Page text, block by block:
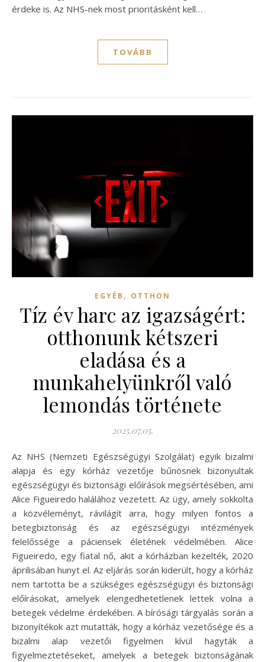
érdeke is. Az NHS-nek most prioritásként kell…
TOVÁBB
EGYÉB , OTTHON
Tíz év harc az igazságért:
otthonunk kétszeri
eladása és a
munkahelyünkről való
lemondás története
2025.07.05.
Az NHS (Nemzeti Egészségügyi Szolgálat) egyik bizalmi
alapja és egy kórház vezetője bűnösnek bizonyultak
egészségügyi és biztonsági előírások megsértésében, ami
Alice Figueiredo halálához vezetett. Az ügy, amely sokkolta
a közvéleményt, rávilágít arra, hogy milyen fontos a
betegbiztonság és az egészségügyi intézmények
felelőssége a páciensek életének védelmében. Alice
Figueiredo, egy fiatal nő, akit a kórházban kezelték, 2020
áprilisában hunyt el. Az eljárás során kiderült, hogy a kórház
nem tartotta be a szükséges egészségügyi és biztonsági
előírásokat, amelyek elengedhetetlenek lettek volna a
betegek védelme érdekében. A bírósági tárgyalás során a
bizonyítékok azt mutatták, hogy a kórház vezetősége és a
bizalmi alap vezetői figyelmen kívül hagyták a
figyelmeztetéseket, amelyek a betegek biztonságának